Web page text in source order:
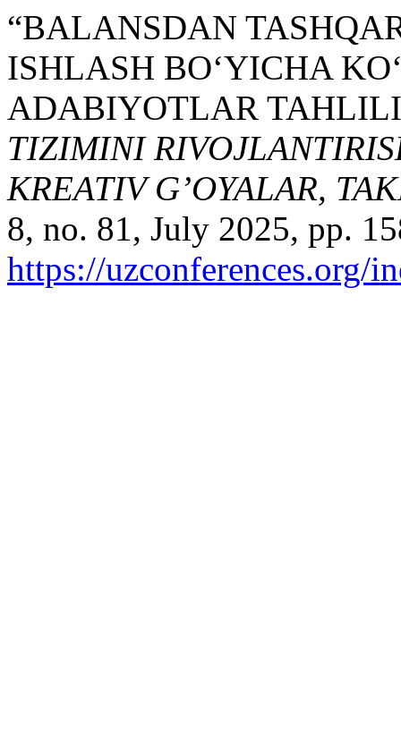
“BALANSDAN
ISHLASH BO‘YICHA
ADABIYOTLAR
TIZIMINI
KREATIV G’OYALAR,
8, no. 81, July 2025, pp.
https://uzconferences.org/